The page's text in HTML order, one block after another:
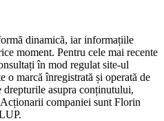
dinamică, iar informațiile
moment. Pentru cele mai recente
în mod regulat site-ul
o marcă înregistrată și operată de
drepturile asupra conținutului,
companiei sunt Florin